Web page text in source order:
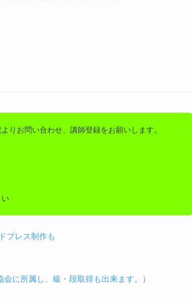
りお問い合わせ、講師登録をお願いします。
プレス制作も
に所属し、級・段取得も出来ます。）